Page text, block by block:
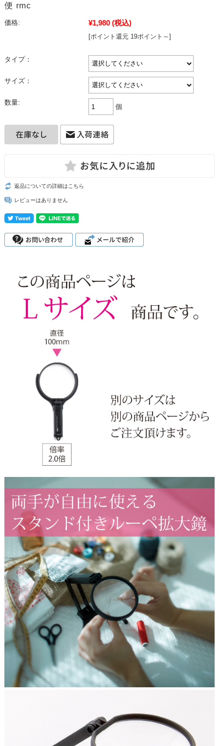
便 rmc
価格: ¥1,980 (税込)
[ポイント還元 19ポイント～]
タイプ：
サイズ：
数量:
個
返品についての詳細はこちら
レビューはありません